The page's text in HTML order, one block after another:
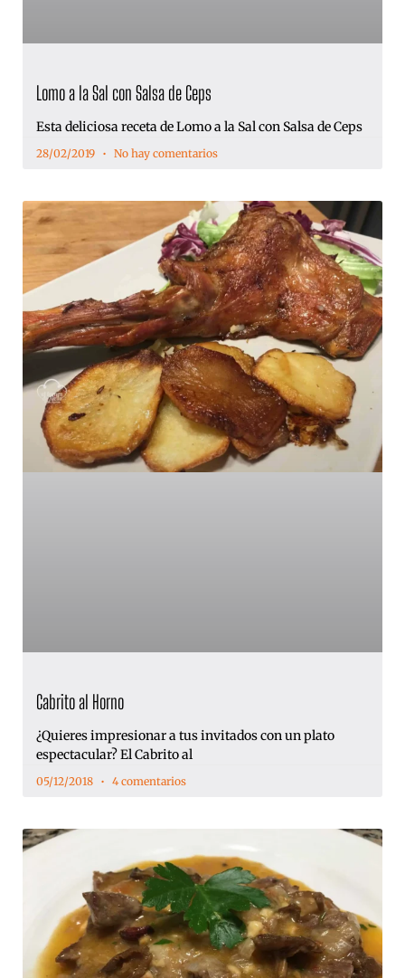
Lomo a la Sal con Salsa de Ceps
Esta deliciosa receta de Lomo a la Sal con Salsa de Ceps
28/02/2019 No hay comentarios
Cabrito al Horno
¿Quieres impresionar a tus invitados con un plato
espectacular? El Cabrito al
05/12/2018 4 comentarios